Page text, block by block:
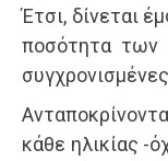
Έτσι, δίνεται
ποσότητα των
κάθε ηλικίας -